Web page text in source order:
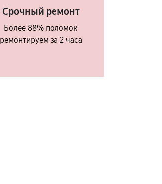
Срочный ремонт
Более 88% поломок
ремонтируем за 2 часа